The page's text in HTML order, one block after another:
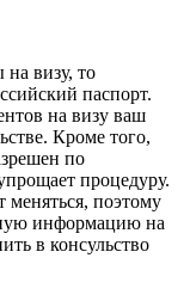
визу, то
паспорт.
на визу ваш
Кроме того,
по
процедуру.
меняться, поэтому
информацию на
в консульство